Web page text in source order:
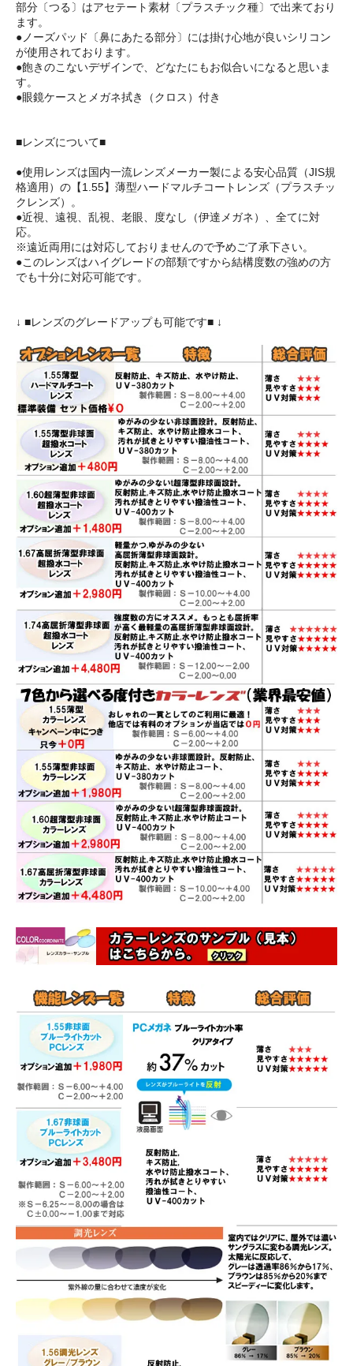
部分〔つる〕はアセテート素材〔プラスチック種〕で出来ており
ます。
●ノーズパッド〔鼻にあたる部分〕には掛け心地が良いシリコン
が使用されております。
●飽きのこないデザインで、どなたにもお似合いになると思いま
す。
●眼鏡ケースとメガネ拭き（クロス）付き
■レンズについて■
●使用レンズは国内一流レンズメーカー製による安心品質（JIS規
格適用）の【1.55】薄型ハードマルチコートレンズ（プラスチッ
クレンズ）。
●近視、遠視、乱視、老眼、度なし（伊達メガネ）、全てに対
応。
※遠近両用には対応しておりませんので予めご了承下さい。
●このレンズはハイグレードの部類ですから結構度数の強めの方
でも十分に対応可能です。
↓ ■レンズのグレードアップも可能です■ ↓